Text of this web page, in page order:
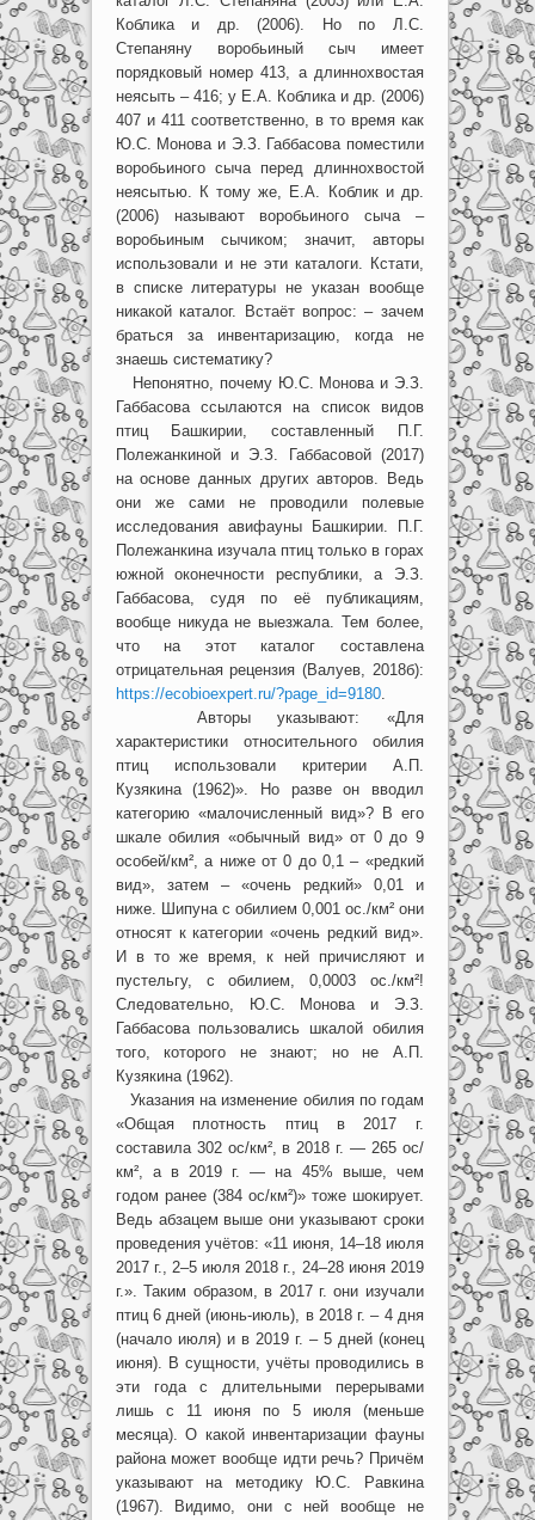
Коблика и др. (2006). Но по Л.С.
Степаняну воробьиный сыч имеет
порядковый номер 413, а длиннохвостая
неясыть – 416; у Е.А. Коблика и др. (2006)
407 и 411 соответственно, в то время как
Ю.С. Монова и Э.З. Габбасова поместили
воробьиного сыча перед длиннохвостой
неясытью. К тому же, Е.А. Коблик и др.
(2006) называют воробьиного сыча –
воробьиным сычиком; значит, авторы
использовали и не эти каталоги. Кстати,
в списке литературы не указан вообще
никакой каталог. Встаёт вопрос: – зачем
браться за инвентаризацию, когда не
знаешь систематику?
Непонятно, почему Ю.С. Монова и Э.З.
Габбасова ссылаются на список видов
птиц Башкирии, составленный П.Г.
Полежанкиной и Э.З. Габбасовой (2017)
на основе данных других авторов. Ведь
они же сами не проводили полевые
исследования авифауны Башкирии. П.Г.
Полежанкина изучала птиц только в горах
южной оконечности республики, а Э.З.
Габбасова, судя по её публикациям,
вообще никуда не выезжала. Тем более,
что на этот каталог составлена
отрицательная рецензия (Валуев, 2018б):
https://ecobioexpert.ru/?page_id=9180.
Авторы указывают: «Для
характеристики относительного обилия
птиц использовали критерии А.П.
Кузякина (1962)». Но разве он вводил
категорию «малочисленный вид»? В его
шкале обилия «обычный вид» от 0 до 9
особей/км², а ниже от 0 до 0,1 – «редкий
вид», затем – «очень редкий» 0,01 и
ниже. Шипуна с обилием 0,001 ос./км² они
относят к категории «очень редкий вид».
И в то же время, к ней причисляют и
пустельгу, с обилием, 0,0003 ос./км²!
Следовательно, Ю.С. Монова и Э.З.
Габбасова пользовались шкалой обилия
того, которого не знают; но не А.П.
Кузякина (1962).
Указания на изменение обилия по годам
«Общая плотность птиц в 2017 г.
составила 302 ос/км², в 2018 г. — 265 ос/
км², а в 2019 г. — на 45% выше, чем
годом ранее (384 ос/км²)» тоже шокирует.
Ведь абзацем выше они указывают сроки
проведения учётов: «11 июня, 14–18 июля
2017 г., 2–5 июля 2018 г., 24–28 июня 2019
г.». Таким образом, в 2017 г. они изучали
птиц 6 дней (июнь-июль), в 2018 г. – 4 дня
(начало июля) и в 2019 г. – 5 дней (конец
июня). В сущности, учёты проводились в
эти года с длительными перерывами
лишь с 11 июня по 5 июля (меньше
месяца). О какой инвентаризации фауны
района может вообще идти речь? Причём
указывают на методику Ю.С. Равкина
(1967). Видимо, они с ней вообще не